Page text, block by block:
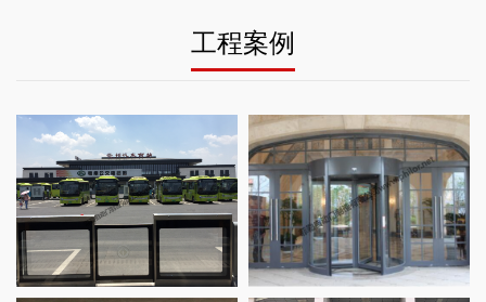
工程案例
宾馆项
安全门案例_亳州汽车站项目
苏州三翼自动旋转门案例_苏
成都磁